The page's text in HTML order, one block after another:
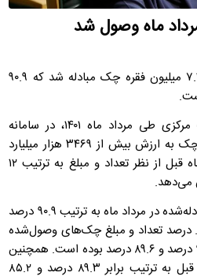
در مردادماه سال جاری حدود ۷.۱ میلیون فقره چک مبادله‌ شد که ۹۰.۹
به گزارش روابط عمومی بانک مرکزی طی مرداد ماه ۱۴۰۱، در سامانه
چکاوک حدود ۷.۱ میلیون فقره چک به ارزش بیش از ۳۴۶۹ هزار میلیارد
ریال مبادله شد که نسبت به ماه قبل از نظر تعداد و مبلغ به ترتیب ۱۲
از کل تعداد و مبلغ چک‌های مبادله‌شده در مرداد ماه به ترتیب ۹۰.۹ درصد
درصد تعداد و مبلغ چک‌های وصول‌شده
در ماه قبل به ترتیب معادل ۹۰.۷ درصد و ۸۹.۶ درصد بوده است. همچنین
این نسبت در ماه مشابه سال قبل به ترتیب برابر ۸۹.۳ درصد و ۸۵.۲